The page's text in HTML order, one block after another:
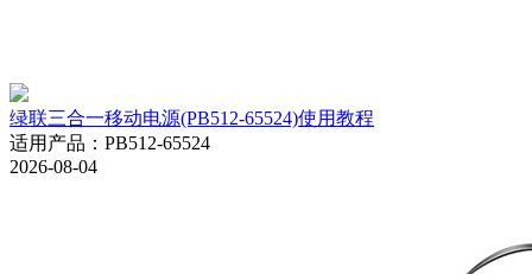
绿联三合一移动电源(PB512-65524)使用教程
适用产品 ： PB512-65524
2026-08-04